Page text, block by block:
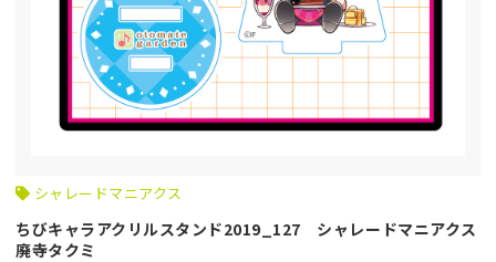
シャレードマニアクス
ちびキャラアクリルスタンド2019_127 シャレードマニアクス
廃寺タクミ